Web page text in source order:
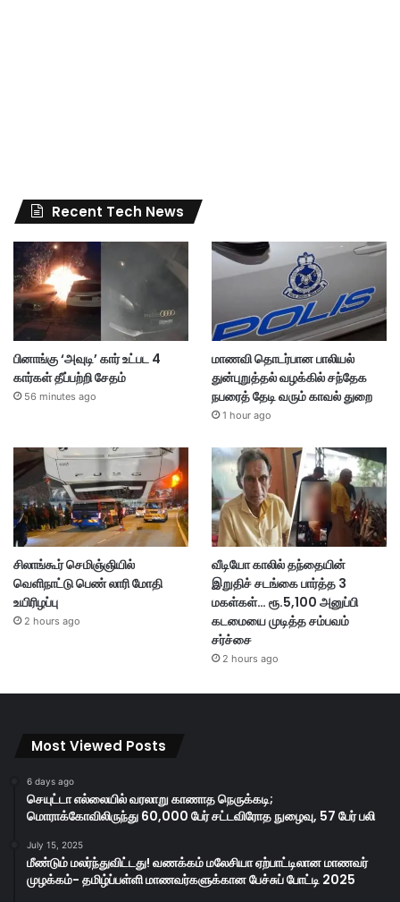
Recent Tech News
பினாங்கு ‘அவுடி’ கார் உட்பட 4
கார்கள் தீப்பற்றி சேதம்
56 minutes ago
மாணவி தொடர்பான பாலியல்
துன்புறுத்தல் வழக்கில் சந்தேக
நபரைத் தேடி வரும் காவல் துறை
1 hour ago
சிலாங்கூர் செமிஞ்ஞியில்
வெளிநாட்டு பெண் லாரி மோதி
உயிரிழப்பு
2 hours ago
வீடியோ காலில் தந்தையின்
இறுதிச் சடங்கை பார்த்த 3
மகள்கள்… ரூ.5,100 அனுப்பி
கடமையை முடித்த சம்பவம்
சர்ச்சை
2 hours ago
Most Viewed Posts
6 days ago
செயுட்டா எல்லையில் வரலாறு காணாத நெருக்கடி;
மொராக்கோவிலிருந்து 60,000 பேர் சட்டவிரோத நுழைவு, 57 பேர் பலி
July 15, 2025
மீண்டும் மலர்ந்துவிட்டது! வணக்கம் மலேசியா ஏற்பாட்டிலான மாணவர்
முழக்கம்- தமிழ்ப்பள்ளி மாணவர்களுக்கான பேச்சுப் போட்டி 2025